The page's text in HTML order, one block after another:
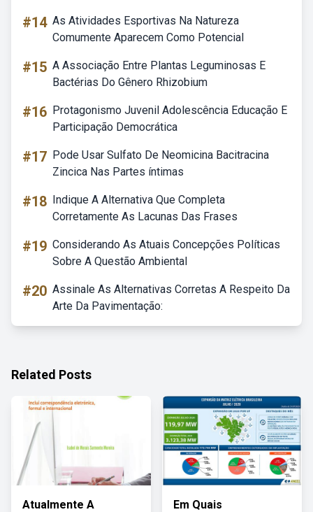
#14 As Atividades Esportivas Na Natureza
Comumente Aparecem Como Potencial
#15 A Associação Entre Plantas Leguminosas E
Bactérias Do Gênero Rhizobium
#16 Protagonismo Juvenil Adolescência Educação E
Participação Democrática
#17 Pode Usar Sulfato De Neomicina Bacitracina
Zincica Nas Partes íntimas
#18 Indique A Alternativa Que Completa
Corretamente As Lacunas Das Frases
#19 Considerando As Atuais Concepções Políticas
Sobre A Questão Ambiental
#20 Assinale As Alternativas Corretas A Respeito Da
Arte Da Pavimentação:
Related Posts
Atualmente A
Em Quais